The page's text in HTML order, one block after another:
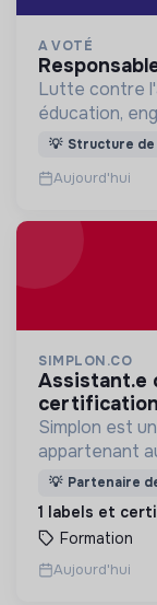
A VOTÉ
Lutte contre
éducation,
démocratique
💡 Structure de
Aujourd'hui
SIMPLON.CO
assistant.e coordination des
Simplon est
appartenant
solidaire.
💡 Partenaire
1 labels et
Formation
Aujourd'hui